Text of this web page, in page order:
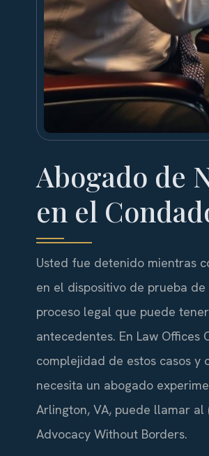
Abogado de
en el
Usted fue detenido mientras
en el dispositivo de prueba
proceso legal que puede
antecedentes. En Law Offices
complejidad de estos casos y
necesita un abogado
Arlington, VA, puede llamar al
Advocacy Without Borders.